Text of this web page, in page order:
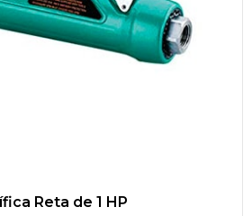
Reta de 1 HP